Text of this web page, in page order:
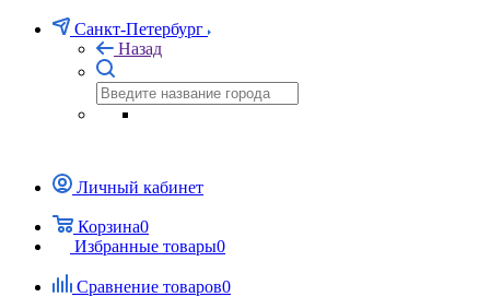
Санкт-Петербург
Назад
Личный кабинет
Корзина0
Избранные товары0
Сравнение товаров0